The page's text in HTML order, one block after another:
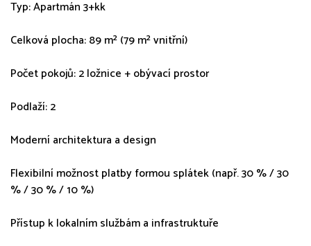
Typ: Apartmán 3+kk
Celková plocha: 89 m² (79 m² vnitřní)
Počet pokojů: 2 ložnice + obývací prostor
Podlaží: 2
Moderní architektura a design
Flexibilní možnost platby formou splátek (např. 30 % / 30
% / 30 % / 10 %)
Přístup k lokalním službám a infrastruktuře